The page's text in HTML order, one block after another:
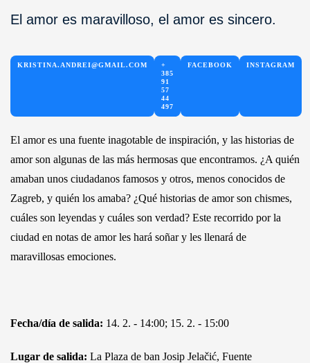
El amor es maravilloso, el amor es sincero.
KRISTINA.ANDREI@GMAIL.COM
+
385
91
57
44
497
FACEBOOK INSTAGRAM
El amor es una fuente inagotable de inspiración, y las historias de
amor son algunas de las más hermosas que encontramos. ¿A quién
amaban unos ciudadanos famosos y otros, menos conocidos de
Zagreb, y quién los amaba? ¿Qué historias de amor son chismes,
cuáles son leyendas y cuáles son verdad? Este recorrido por la
ciudad en notas de amor les hará soñar y les llenará de
maravillosas emociones.
Fecha/día de salida: 14. 2. - 14:00; 15. 2. - 15:00
Lugar de salida: La Plaza de ban Josip Jelačić, Fuente